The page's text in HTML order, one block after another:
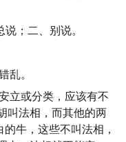
；二、别说。
乱。
立或分类，应该有不
叫法相，而其他的两
牛，这些不叫法相，